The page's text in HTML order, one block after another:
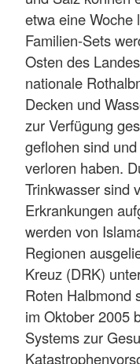
etwa eine Woche
Familien-Sets
Osten des
nationale
Decken und
zur Verfügung
geflohen sind
verloren haben.
Trinkwasser sind
Erkrankungen
werden von
Regionen
Kreuz (DRK)
Roten Halbmond
im Oktober 2005
Systems zur